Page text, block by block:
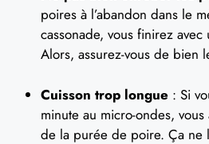
poires à l’abandon dans le
cassonade, vous finirez
Alors, assurez-vous de bien
Cuisson trop longue : Si
minute au micro-ondes,
de la purée de poire. Ça ne